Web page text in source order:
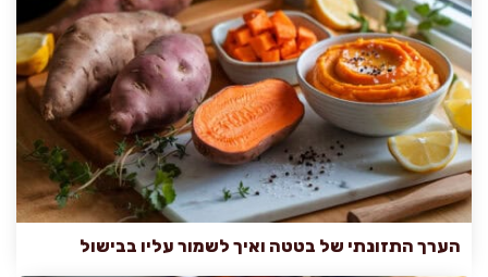
הערך התזונתי של בטטה ואיך לשמור עליו בבישול